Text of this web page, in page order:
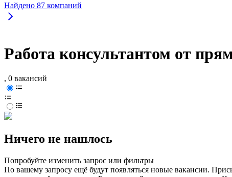
Найдено 87 компаний
Работа консультантом от
, 0 вакансий
Ничего не нашлось
Попробуйте изменить запрос или фильтры
По вашему запросу ещё будут появляться новые вакансии.